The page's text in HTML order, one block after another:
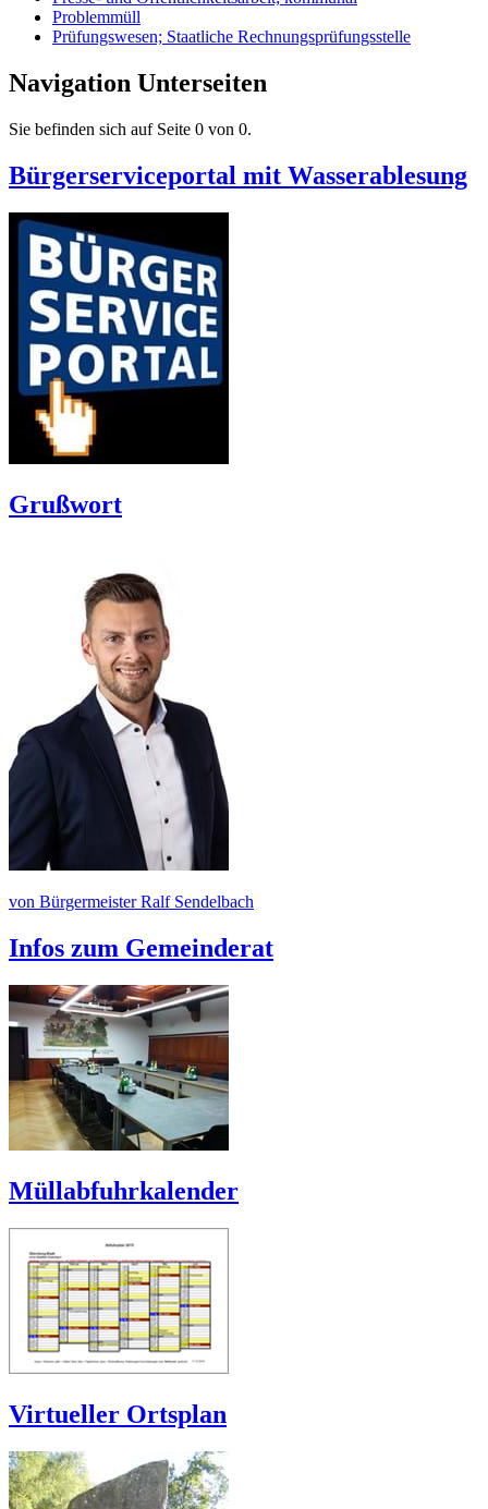
Problemmüll
Prüfungswesen; Staatliche Rechnungsprüfungsstelle
Navigation Unterseiten
Sie befinden sich auf Seite 0 von 0.
Bürgerserviceportal mit Wasserablesung
Grußwort
von Bürgermeister Ralf Sendelbach
Infos zum Gemeinderat
Müllabfuhrkalender
Virtueller Ortsplan